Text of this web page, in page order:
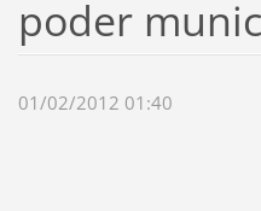
poder
01/02/2012 01:40